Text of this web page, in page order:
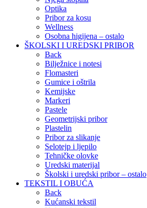
Optika
Pribor za kosu
Wellness
Osobna higijena – ostalo
ŠKOLSKI I UREDSKI PRIBOR
Back
Bilježnice i notesi
Flomasteri
Gumice i oštrila
Kemijske
Markeri
Pastele
Geometrijski pribor
Plastelin
Pribor za slikanje
Selotejp i ljepilo
Tehničke olovke
Uredski materijal
Školski i uredski pribor – ostalo
TEKSTIL I OBUĆA
Back
Kućanski tekstil